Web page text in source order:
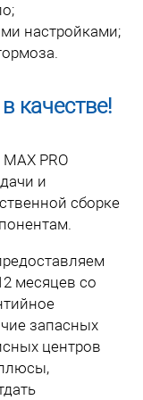
настройками;
качестве!
PRO
и
сборке
месяцев со
запасных
центров